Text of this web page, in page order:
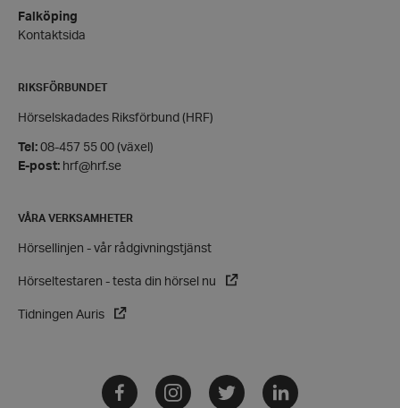
Falköping
Kontaktsida
RIKSFÖRBUNDET
Hörselskadades Riksförbund (HRF)
Tel: 08-457 55 00 (växel)
E-post: hrf@hrf.se
VÅRA VERKSAMHETER
Hörsellinjen - vår rådgivningstjänst
Hörseltestaren - testa din hörsel nu
Tidningen Auris
Facebook InstagramTwitter LinkedIn
wordpress_test_cookie
PHPSESSID
Privacy Policy